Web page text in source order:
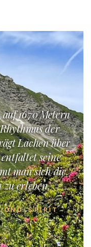
1670 Metern
der
Lachen über
seine
man sich die
erleben.
SPIRIT